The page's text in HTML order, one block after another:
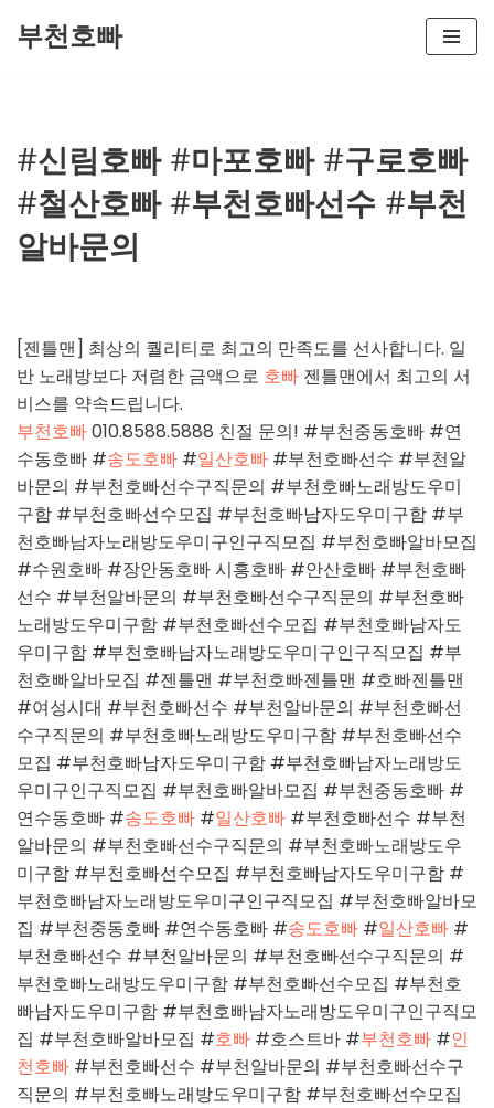
로
건
너
기
부천호빠
#신림호빠 #마포호빠 #구로호빠
#철산호빠 #부천호빠선수 #부천
알바문의
[젠틀맨] 최상의 퀄리티로 최고의 만족도를 선사합니다. 일
반 노래방보다 저렴한 금액으로 호빠 젠틀맨에서 최고의 서
비스를 약속드립니다.
부천호빠010.8588.5888 친절 문의! #부천중동호빠 #연
수동호빠 #송도호빠 #일산호빠 #부천호빠선수 #부천알
바문의 #부천호빠선수구직문의 #부천호빠노래방도우미
구함 #부천호빠선수모집 #부천호빠남자도우미구함 #부
천호빠남자노래방도우미구인구직모집 #부천호빠알바모집
#수원호빠 #장안동호빠 시흥호빠 #안산호빠 #부천호빠
선수 #부천알바문의 #부천호빠선수구직문의 #부천호빠
노래방도우미구함 #부천호빠선수모집 #부천호빠남자도
우미구함 #부천호빠남자노래방도우미구인구직모집 #부
천호빠알바모집 #젠틀맨 #부천호빠젠틀맨 #호빠젠틀맨
#여성시대 #부천호빠선수 #부천알바문의 #부천호빠선
수구직문의 #부천호빠노래방도우미구함 #부천호빠선수
모집 #부천호빠남자도우미구함 #부천호빠남자노래방도
우미구인구직모집 #부천호빠알바모집 #부천중동호빠 #
연수동호빠 #송도호빠 #일산호빠 #부천호빠선수 #부천
알바문의 #부천호빠선수구직문의 #부천호빠노래방도우
미구함 #부천호빠선수모집 #부천호빠남자도우미구함 #
부천호빠남자노래방도우미구인구직모집 #부천호빠알바모
집 #부천중동호빠 #연수동호빠 #송도호빠 #일산호빠 #
부천호빠선수 #부천알바문의 #부천호빠선수구직문의 #
부천호빠노래방도우미구함 #부천호빠선수모집 #부천호
빠남자도우미구함 #부천호빠남자노래방도우미구인구직모
집 #부천호빠알바모집 #호빠 #호스트바 #부천호빠 #인
천호빠 #부천호빠선수 #부천알바문의 #부천호빠선수구
직문의 #부천호빠노래방도우미구함 #부천호빠선수모집